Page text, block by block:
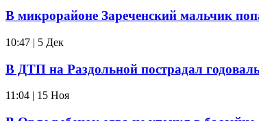
В микрорайоне Зареченский мальчик
10:47 | 5 Дек
В ДТП на Раздольной пострадал
11:04 | 15 Ноя